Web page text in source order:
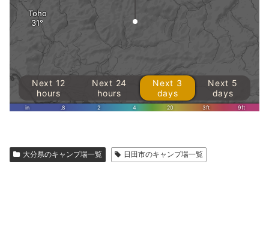
大分県のキャンプ場一覧 日田市のキャンプ場一覧